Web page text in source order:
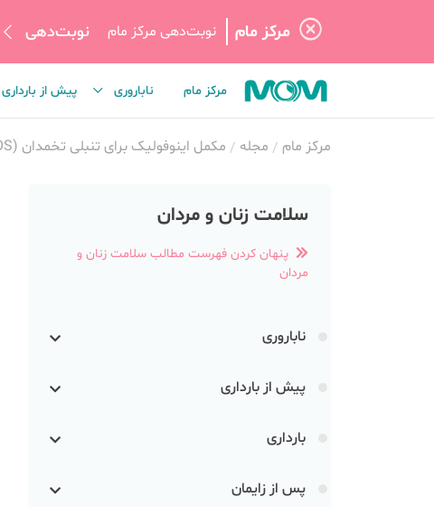
مرکز مام نوبت‌دهی مرکز مام نوبت‌دهی
مرکز مام ناباروری پیش از بارداری
مرکز مام مجله مکمل اینوفولیک برای تنبلی تخمدان (PCOS)
سلامت زنان و مردان
پنهان کردن فهرست مطالب سلامت زنان و
مردان
ناباروری
پیش از بارداری
بارداری
پس از زایمان